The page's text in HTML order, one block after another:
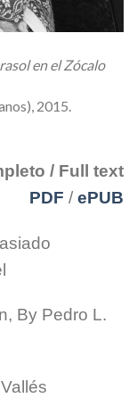
en el Zócalo
2015.
/ Full text
PDF / ePUB
By Pedro L.